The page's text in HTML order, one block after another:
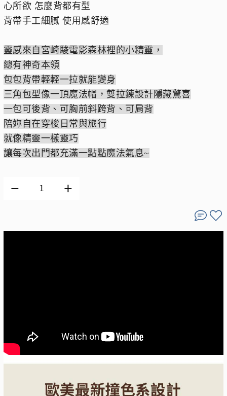
心所欲 怎麼背都有型
背帶手工細膩 使用感舒適
靈感來自宮崎駿電影森林裡的小精靈，
總有神奇本領
包包背帶輕輕一拉就能變身
三角包型像一頂魔法帽，雙拉鍊設計隱藏驚喜
一包可後背、可胸前斜跨背、可肩背
陪妳自在穿梭日常與旅行
就像精靈一樣靈巧
讓每次出門都充滿一點點魔法氣息~